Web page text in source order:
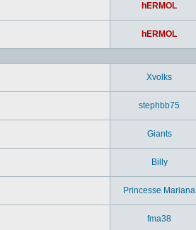
hERMOL
hERMOL
Xvolks
stephbb75
Giants
Billy
Princesse Mariana
fma38